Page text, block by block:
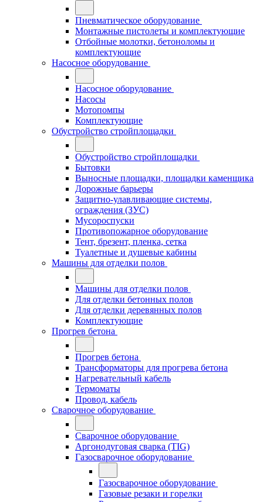
Пневматическое оборудование
Монтажные пистолеты и комплектующие
Отбойные молотки, бетоноломы и
комплектующие
Насосное оборудование
Насосное оборудование
Насосы
Мотопомпы
Комплектующие
Обустройство стройплощадки
Обустройство стройплощадки
Бытовки
Выносные площадки, площадки каменщика
Дорожные барьеры
Защитно-улавливающие системы,
ограждения (ЗУС)
Мусороспуски
Противопожарное оборудование
Тент, брезент, пленка, сетка
Туалетные и душевые кабины
Машины для отделки полов
Машины для отделки полов
Для отделки бетонных полов
Для отделки деревянных полов
Комплектующие
Прогрев бетона
Прогрев бетона
Трансформаторы для прогрева бетона
Нагревательный кабель
Термоматы
Провод, кабель
Сварочное оборудование
Сварочное оборудование
Аргонодуговая сварка (TIG)
Газосварочное оборудование
Газосварочное оборудование
Газовые резаки и горелки